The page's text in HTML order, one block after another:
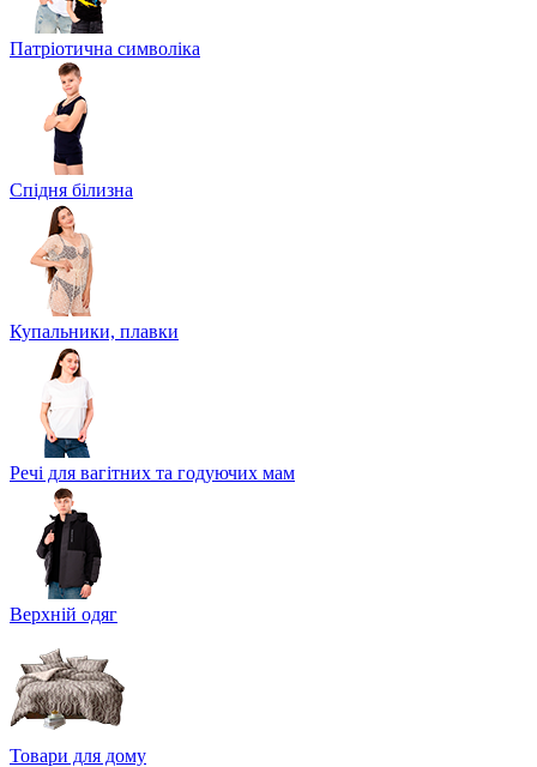
Патріотична символіка
Спідня білизна
Купальники, плавки
Речі для вагітних та годуючих мам
Верхній одяг
Товари для дому